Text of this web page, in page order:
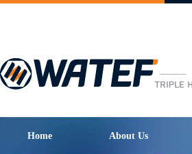
Home About Us